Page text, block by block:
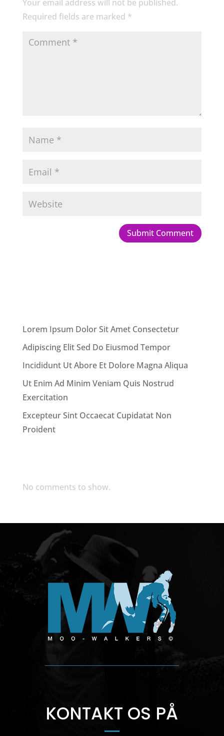
Your email address will not be published.
Required fields are marked *
Lorem Ipsum Dolor Sit Amet Consectetur
Adipiscing Elit Sed Do Eiusmod Tempor
Incididunt Ut Abore Et Dolore Magna Aliqua
Ut Enim Ad Minim Veniam Quis Nostrud
Exercitation
Excepteur Sint Occaecat Cupidatat Non
Proident
No comments to show.
KONTAKT OS PÅ